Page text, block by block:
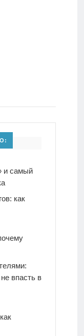
и самый
как
впасть в